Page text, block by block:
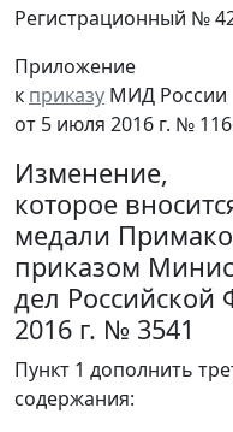
Регистрационный №
Приложение
к приказу МИД России
от 5 июля 2016 г. №
Изменение,
которое
медали
приказом
дел Российской
2016 г. № 3541
Пункт 1 дополнить
содержания: